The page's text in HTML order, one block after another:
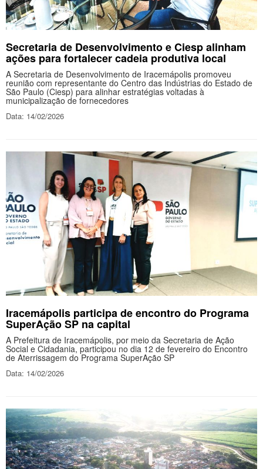
Secretaria de Desenvolvimento e Ciesp alinham
ações para fortalecer cadeia produtiva local
A Secretaria de Desenvolvimento de Iracemápolis promoveu
reunião com representante do Centro das Indústrias do Estado de
São Paulo (Ciesp) para alinhar estratégias voltadas à
municipalização de fornecedores
Data: 14/02/2026
Iracemápolis participa de encontro do Programa
SuperAção SP na capital
A Prefeitura de Iracemápolis, por meio da Secretaria de Ação
Social e Cidadania, participou no dia 12 de fevereiro do Encontro
de Aterrissagem do Programa SuperAção SP
Data: 14/02/2026